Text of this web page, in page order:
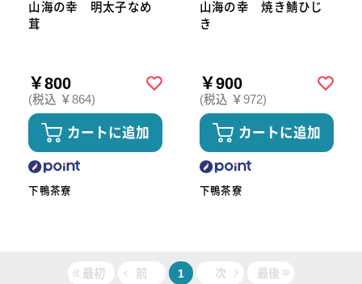
山海の幸 明太子なめ
茸
￥800
(税込 ￥864)
カートに追加
下鴨茶寮
山海の幸 焼き鯖ひじ
き
￥900
(税込 ￥972)
カートに追加
下鴨茶寮
最初 前 1 次 最後